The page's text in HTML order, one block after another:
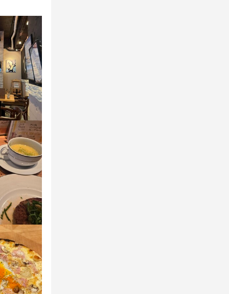
識し、お客
るお店へと
ンランク
ただくた
ょう♪
メニュー開発
メニュー開発